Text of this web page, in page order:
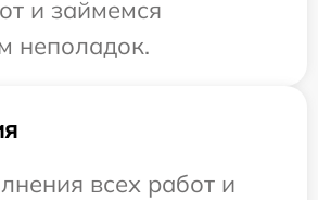
и займемся
неполадок.
всех работ и